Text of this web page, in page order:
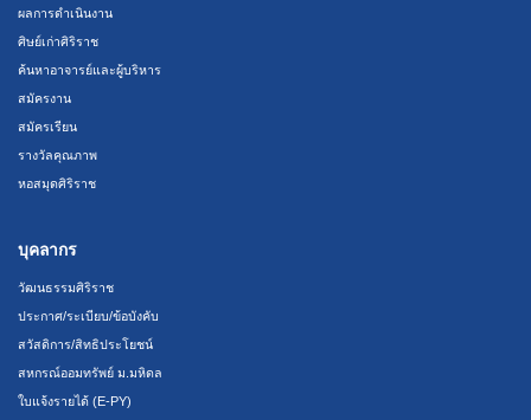
ผลการดำเนินงาน
ศิษย์เก่าศิริราช
ค้นหาอาจารย์และผู้บริหาร
สมัครงาน
สมัครเรียน
รางวัลคุณภาพ
หอสมุดศิริราช
บุคลากร
วัฒนธรรมศิริราช
ประกาศ/ระเบียบ/ข้อบังคับ
สวัสดิการ/สิทธิประโยชน์
สหกรณ์ออมทรัพย์ ม.มหิดล
ใบแจ้งรายได้ (E-PY)